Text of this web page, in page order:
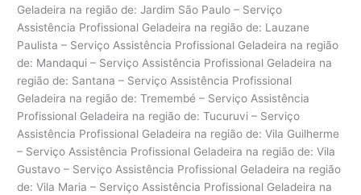
Geladeira na região de: Jardim São Paulo – Serviço
Assistência Profissional Geladeira na região de: Lauzane
Paulista – Serviço Assistência Profissional Geladeira na região
de: Mandaqui – Serviço Assistência Profissional Geladeira na
região de: Santana – Serviço Assistência Profissional
Geladeira na região de: Tremembé – Serviço Assistência
Profissional Geladeira na região de: Tucuruvi – Serviço
Assistência Profissional Geladeira na região de: Vila Guilherme
– Serviço Assistência Profissional Geladeira na região de: Vila
Gustavo – Serviço Assistência Profissional Geladeira na região
de: Vila Maria – Serviço Assistência Profissional Geladeira na